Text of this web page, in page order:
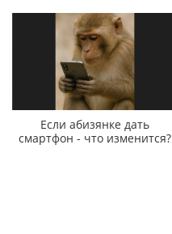
Если абизянке дать
смартфон - что изменится?